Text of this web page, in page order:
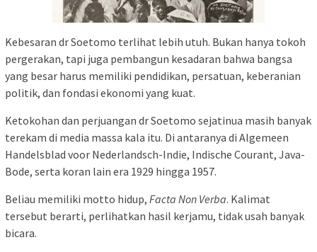
Kebesaran dr Soetomo terlihat lebih utuh. Bukan hanya tokoh
pergerakan, tapi juga pembangun kesadaran bahwa bangsa
yang besar harus memiliki pendidikan, persatuan, keberanian
politik, dan fondasi ekonomi yang kuat.
Ketokohan dan perjuangan dr Soetomo sejatinua masih banyak
terekam di media massa kala itu. Di antaranya di Algemeen
Handelsblad voor Nederlandsch-Indie, Indische Courant, Java-
Bode, serta koran lain era 1929 hingga 1957.
Beliau memiliki motto hidup, Facta Non Verba. Kalimat
tersebut berarti, perlihatkan hasil kerjamu, tidak usah banyak
bicara.